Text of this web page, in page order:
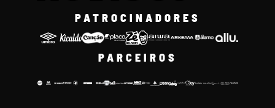
PATROCINADORES
PARCEIROS